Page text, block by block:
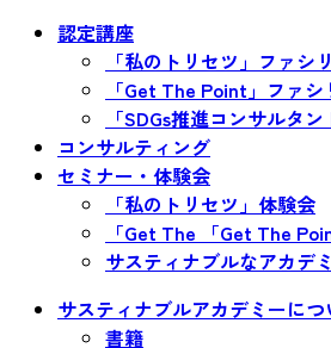
認定講座
「私のトリセツ」ファシ
「Get The Point」ファ
「SDGs推進コンサルタ
コンサルティング
セミナー・体験会
「私のトリセツ」体験会
「Get The 「Get The
サスティナブルなアカデ
サスティナブルアカデミーにつ
書籍